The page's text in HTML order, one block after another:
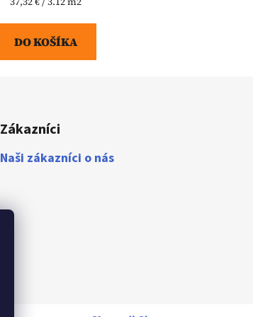
DO KOŠÍKA
Zákazníci
Naši zákazníci o nás